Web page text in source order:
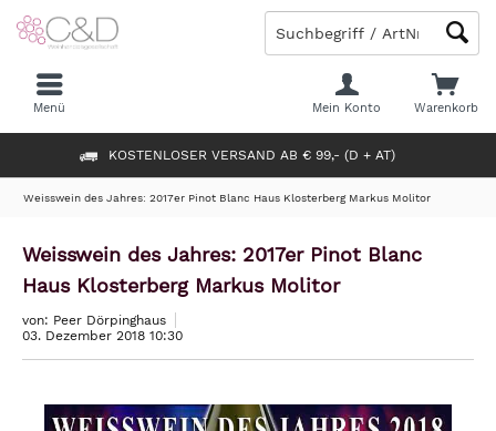
KOSTENLOSER VERSAND AB € 99,- (D + AT)
Warenkorb
Mein Konto
Menü
Weisswein des Jahres: 2017er Pinot Blanc Haus Klosterberg Markus Molitor
Weisswein des Jahres: 2017er Pinot Blanc
Haus Klosterberg Markus Molitor
von: Peer Dörpinghaus
03. Dezember 2018 10:30